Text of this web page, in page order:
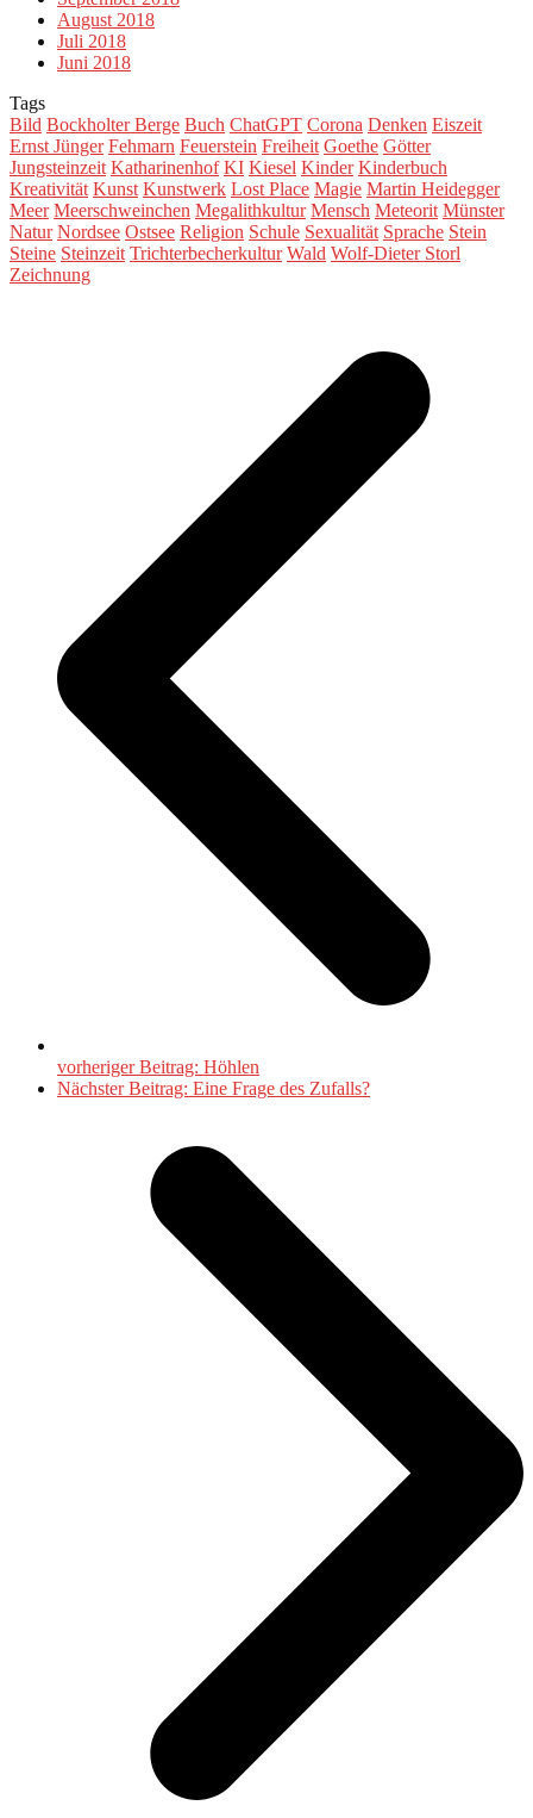
August 2018
Juli 2018
Juni 2018
Tags
Bild Bockholter Berge Buch ChatGPT Corona Denken Eiszeit
Ernst Jünger Fehmarn Feuerstein Freiheit Goethe Götter
Jungsteinzeit Katharinenhof KI Kiesel Kinder Kinderbuch
Kreativität Kunst Kunstwerk Lost Place Magie Martin Heidegger
Meer Meerschweinchen Megalithkultur Mensch Meteorit Münster
Natur Nordsee Ostsee Religion Schule Sexualität Sprache Stein
Steine Steinzeit Trichterbecherkultur Wald Wolf-Dieter Storl
Zeichnung
vorheriger Beitrag: Höhlen
Nächster Beitrag: Eine Frage des Zufalls?